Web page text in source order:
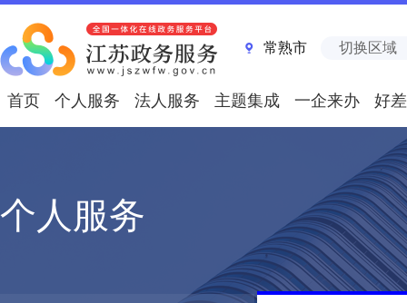
常熟市 切换区域
首页 个人服务 法人服务 主题集成 一企来办 好
个人服务